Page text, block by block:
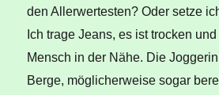
den Allerwertesten? Oder setze
Ich trage Jeans, es ist trocken
Mensch in der Nähe. Die
Berge, möglicherweise sogar